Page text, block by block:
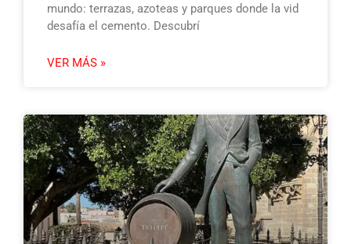
mundo: terrazas, azoteas y parques donde la vid
desafía el cemento. Descubrí
VER MÁS »